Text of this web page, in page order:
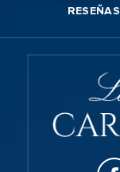
RESEÑAS